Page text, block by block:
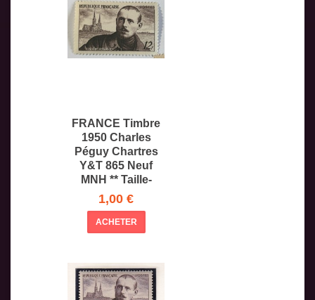
FRANCE Timbre
1950 Charles
Péguy Chartres
Y&T 865 Neuf
MNH ** Taille-
1,00 €
ACHETER